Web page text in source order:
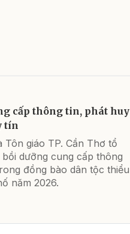
cấp thông tin, phát huy
tín
giáo TP. Cần Thơ tổ
dưỡng cung cấp thông
đồng bào dân tộc thiểu
năm 2026.